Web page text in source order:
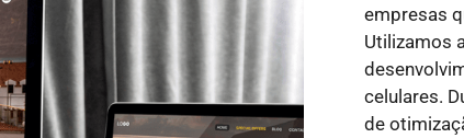
empresas
Utilizamos
celulares.
de